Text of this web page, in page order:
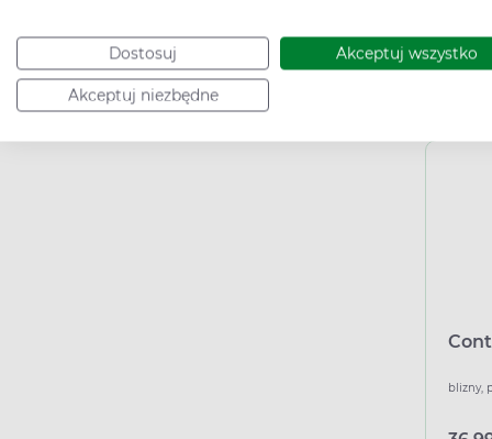
Dostosuj Akceptuj wszystko
Akceptuj niezbędne
blizny,